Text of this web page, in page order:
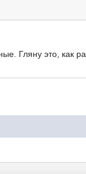
Гляну это, как